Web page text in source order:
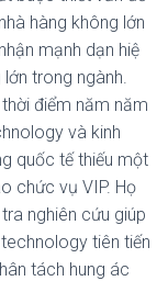
hàng không lớn
mạnh dạn hiệ
trong ngành.
điểm năm năm
và kinh
quốc tế thiếu một
chức vụ VIP. Họ
nghiên cứu giúp
tiên tiến
tách hung ác